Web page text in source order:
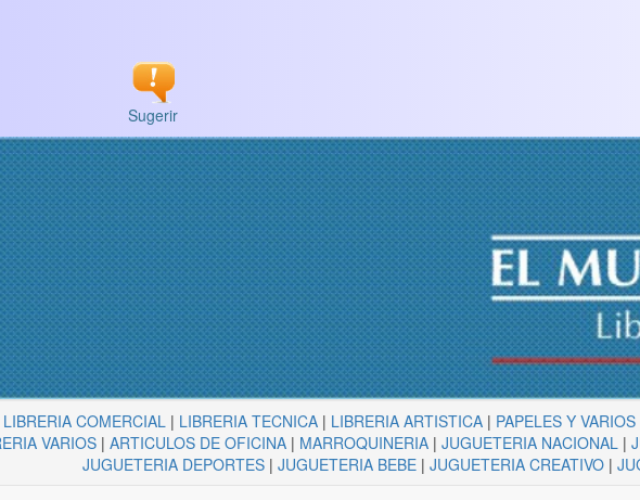
Sugerir
LIBRERIA COMERCIAL | LIBRERIA TECNICA | LIBRERIA ARTISTICA | PAPELES Y VARIOS
VARIOS| ARTICULOS DE OFICINA| MARROQUINERIA| JUGUETERIA NACIONAL |
JUGUETERIA DEPORTES| JUGUETERIA BEBE| JUGUETERIA CREATIVO|